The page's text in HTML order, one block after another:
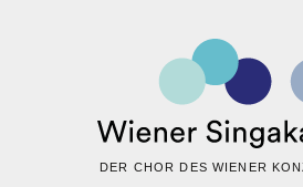
DER CHOR DES WIENER